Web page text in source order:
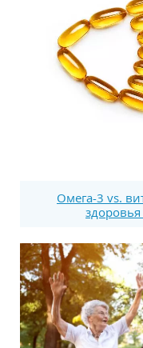
Омега-3 vs.